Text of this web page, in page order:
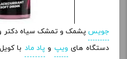
جویس پشمک و تمشک سیاه دکتر
دستگاه های ویپ و پاد ماد